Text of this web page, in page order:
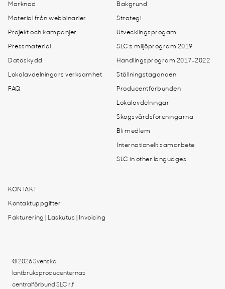
Marknad
Material från webbinarier
Projekt och kampanjer
Pressmaterial
Dataskydd
Lokalavdelningars verksamhet
FAQ
Bakgrund
Strategi
Utvecklingsprogam
SLC:s miljöprogram 2019
Handlingsprogram 2017-2022
Ställningstaganden
Producentförbunden
Lokalavdelningar
Skogsvårdsföreningarna
Bli medlem
Internationellt samarbete
SLC in other languages
KONTAKT
Kontaktuppgifter
Fakturering | Laskutus | Invoicing
© 2026 Svenska
lantbruksproducenternas
centralförbund SLC r.f